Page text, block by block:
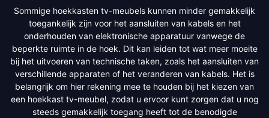
Sommige hoekkasten tv-meubels kunnen minder gemakkelijk
toegankelijk zijn voor het aansluiten van kabels en het
onderhouden van elektronische apparatuur vanwege de
beperkte ruimte in de hoek. Dit kan leiden tot wat meer moeite
bij het uitvoeren van technische taken, zoals het aansluiten van
verschillende apparaten of het veranderen van kabels. Het is
belangrijk om hier rekening mee te houden bij het kiezen van
een hoekkast tv-meubel, zodat u ervoor kunt zorgen dat u nog
steeds gemakkelijk toegang heeft tot de benodigde